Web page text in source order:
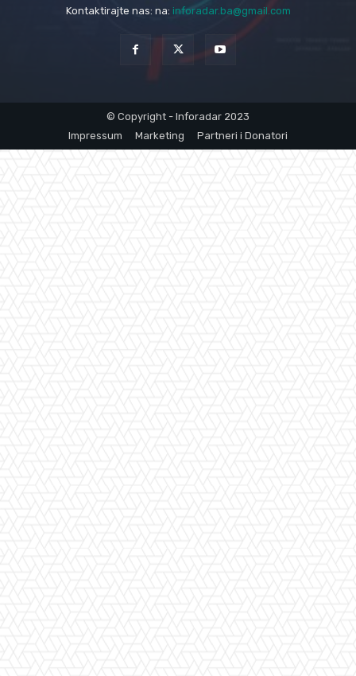
Kontaktirajte nas: na: inforadar.ba@gmail.com
© Copyright - Inforadar 2023
Impressum
Marketing Partneri i Donatori